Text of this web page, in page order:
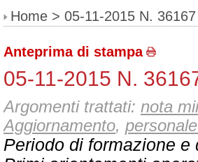
Inserisci parola
Home > 05-11-2015 N.
Anteprima di stampa
05-11-2015 N.
Argomenti trattati: nota
Aggiornamento,
Periodo di formazione